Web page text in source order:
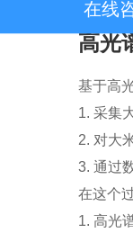
高光
基于高
1. 采集
2. 对大
3. 通过
在这个
1. 高光
在线